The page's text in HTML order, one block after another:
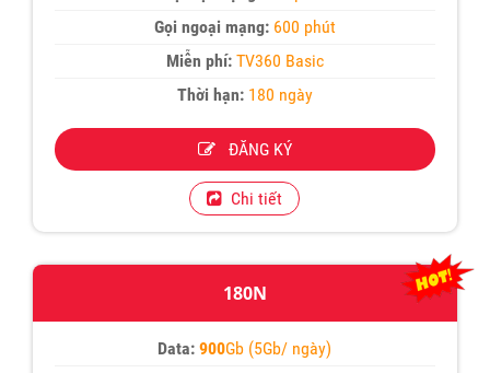
Gọi ngoại mạng: 600 phút
Miễn phí: TV360 Basic
Thời hạn:180 ngày
ĐĂNG KÝ
Chi tiết
180N
Data: 900Gb (5Gb/ ngày)